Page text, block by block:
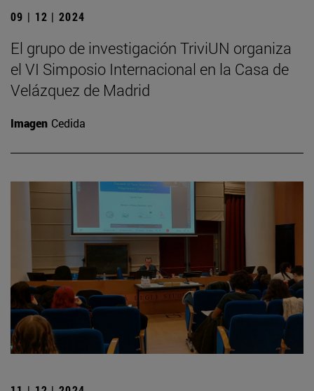
09 | 12 | 2024
El grupo de investigación TriviUN organiza
el VI Simposio Internacional en la Casa de
Velázquez de Madrid
Imagen Cedida